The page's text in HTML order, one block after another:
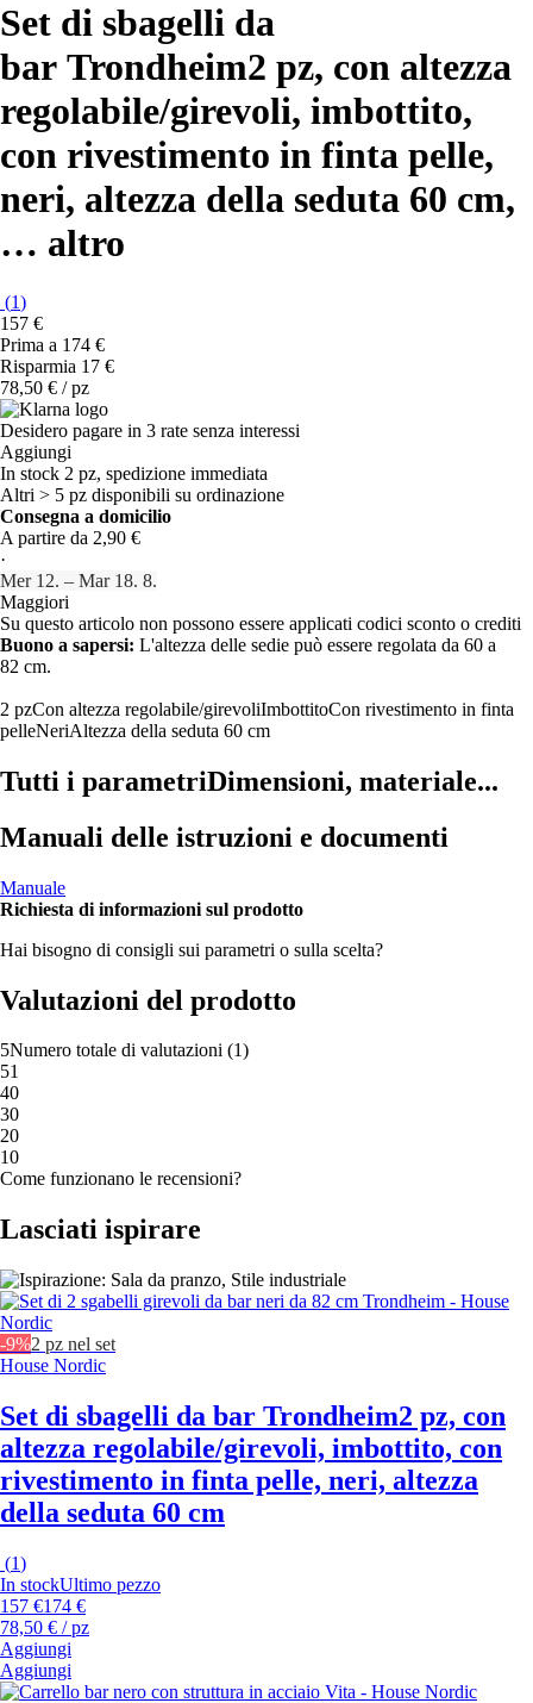
Set di sbagelli da
bar Trondheim2 pz, con altezza
regolabile/girevoli, imbottito,
con rivestimento in finta pelle,
neri, altezza della seduta 60 cm,
… altro
(1)
157 €
Prima a 174 €
Risparmia 17 €
78,50 € / pz
Desidero pagare in 3 rate senza interessi
Aggiungi
In stock 2 pz, spedizione immediata
Altri > 5 pz disponibili su ordinazione
Consegna a domicilio
A partire da 2,90 €
·
Mer 12. – Mar 18. 8.
Maggiori
Su questo articolo non possono essere applicati codici sconto o crediti
Buono a sapersi: L'altezza delle sedie può essere regolata da 60 a
82 cm.
2 pzCon altezza regolabile/girevoliImbottitoCon rivestimento in finta
pelleNeriAltezza della seduta 60 cm
Tutti i parametriDimensioni, materiale...
Manuali delle istruzioni e documenti
Manuale
Richiesta di informazioni sul prodotto
Hai bisogno di consigli sui parametri o sulla scelta?
Valutazioni del prodotto
5Numero totale di valutazioni (1)
51
40
30
20
10
Come funzionano le recensioni?
Lasciati ispirare
-9%2 pz nel set
House Nordic
Set di sbagelli da bar Trondheim2 pz, con
altezza regolabile/girevoli, imbottito, con
rivestimento in finta pelle, neri, altezza
della seduta 60 cm
(1)
In stockUltimo pezzo
157 €174 €
78,50 € / pz
Aggiungi
Aggiungi